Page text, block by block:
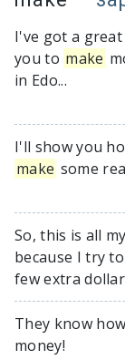
I've got a
you to make
in Edo...
I'll show you
make some
So, this is all
because I try to
few extra
They know
money!